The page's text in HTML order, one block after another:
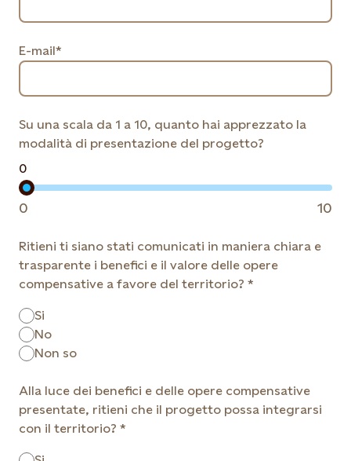
E-mail*
Su una scala da 1 a 10, quanto hai apprezzato la
modalità di presentazione del progetto?
0
0 10
Ritieni ti siano stati comunicati in maniera chiara e
trasparente i benefici e il valore delle opere
compensative a favore del territorio?
Si
No
Non so
Alla luce dei benefici e delle opere compensative
presentate, ritieni che il progetto possa integrarsi
con il territorio?